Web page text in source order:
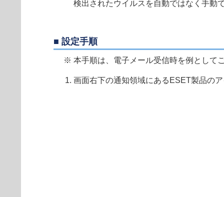
検出されたウイルスを自動ではなく手動
■ 設定手順
※ 本手順は、電子メール受信時を例として
画面右下の通知領域にあるESET製品の